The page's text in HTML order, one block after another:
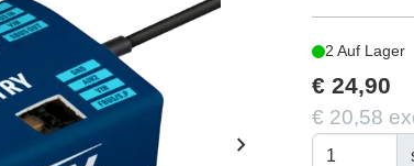
chevron_right
2 Auf Lager
€ 24,90
€ 20,58